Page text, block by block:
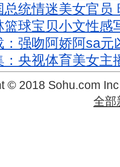
总统情迷美女官员
篮球宝贝小文性感
：强吻阿娇阿sa元
：央视体育美女主
© 2018 Sohu.com
全部